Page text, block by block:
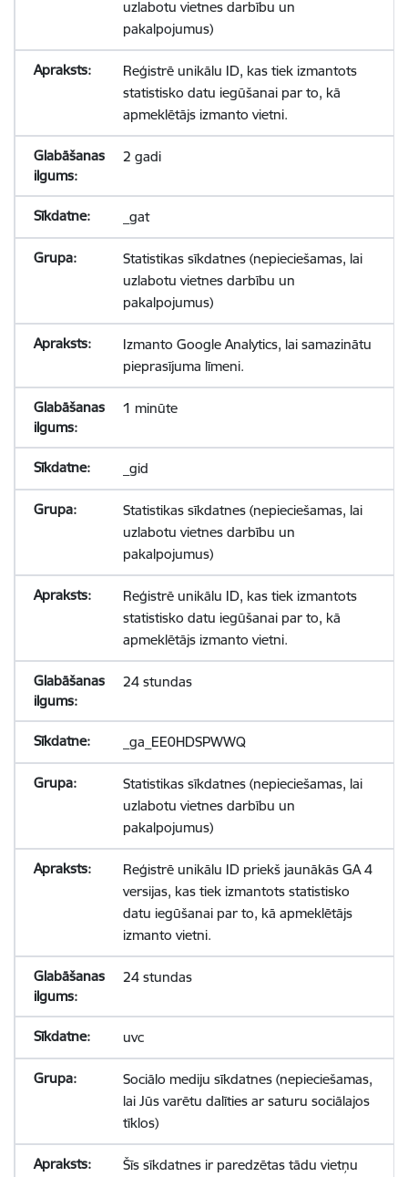
uzlabotu vietnes darbību un
pakalpojumus)
Reģistrē unikālu ID, kas tiek izmantots
statistisko datu iegūšanai par to, kā
apmeklētājs izmanto vietni.
2 gadi
_gat
Statistikas sīkdatnes (nepieciešamas, lai
uzlabotu vietnes darbību un
pakalpojumus)
Izmanto Google Analytics, lai samazinātu
pieprasījuma līmeni.
1 minūte
_gid
Statistikas sīkdatnes (nepieciešamas, lai
uzlabotu vietnes darbību un
pakalpojumus)
Reģistrē unikālu ID, kas tiek izmantots
statistisko datu iegūšanai par to, kā
apmeklētājs izmanto vietni.
24 stundas
_ga_EE0HDSPWWQ
Statistikas sīkdatnes (nepieciešamas, lai
uzlabotu vietnes darbību un
pakalpojumus)
Reģistrē unikālu ID priekš jaunākās GA 4
versijas, kas tiek izmantots statistisko
datu iegūšanai par to, kā apmeklētājs
izmanto vietni.
24 stundas
uvc
Sociālo mediju sīkdatnes (nepieciešamas,
lai Jūs varētu dalīties ar saturu sociālajos
tīklos)
Šīs sīkdatnes ir paredzētas tādu vietņu